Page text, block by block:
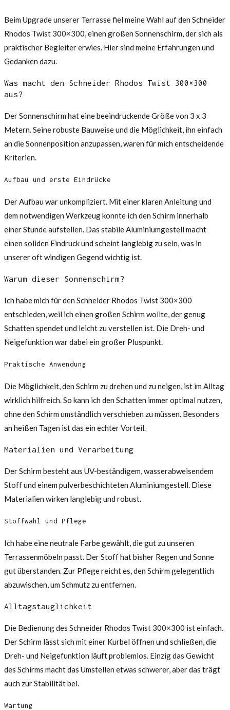
Beim Upgrade unserer Terrasse fiel meine Wahl auf den Schneider
Rhodos Twist 300×300, einen großen Sonnenschirm, der sich als
praktischer Begleiter erwies. Hier sind meine Erfahrungen und
Gedanken dazu.
Was macht den Schneider Rhodos Twist 300×300
aus?
Der Sonnenschirm hat eine beeindruckende Größe von 3 x 3
Metern. Seine robuste Bauweise und die Möglichkeit, ihn einfach
an die Sonnenposition anzupassen, waren für mich entscheidende
Kriterien.
Aufbau und erste Eindrücke
Der Aufbau war unkompliziert. Mit einer klaren Anleitung und
dem notwendigen Werkzeug konnte ich den Schirm innerhalb
einer Stunde aufstellen. Das stabile Aluminiumgestell macht
einen soliden Eindruck und scheint langlebig zu sein, was in
unserer oft windigen Gegend wichtig ist.
Warum dieser Sonnenschirm?
Ich habe mich für den Schneider Rhodos Twist 300×300
entschieden, weil ich einen großen Schirm wollte, der genug
Schatten spendet und leicht zu verstellen ist. Die Dreh- und
Neigefunktion war dabei ein großer Pluspunkt.
Praktische Anwendung
Die Möglichkeit, den Schirm zu drehen und zu neigen, ist im Alltag
wirklich hilfreich. So kann ich den Schatten immer optimal nutzen,
ohne den Schirm umständlich verschieben zu müssen. Besonders
an heißen Tagen ist das ein echter Vorteil.
Materialien und Verarbeitung
Der Schirm besteht aus UV-beständigem, wasserabweisendem
Stoff und einem pulverbeschichteten Aluminiumgestell. Diese
Materialien wirken langlebig und robust.
Stoffwahl und Pflege
Ich habe eine neutrale Farbe gewählt, die gut zu unseren
Terrassenmöbeln passt. Der Stoff hat bisher Regen und Sonne
gut überstanden. Zur Pflege reicht es, den Schirm gelegentlich
abzuwischen, um Schmutz zu entfernen.
Alltagstauglichkeit
Die Bedienung des Schneider Rhodos Twist 300×300 ist einfach.
Der Schirm lässt sich mit einer Kurbel öffnen und schließen, die
Dreh- und Neigefunktion läuft problemlos. Einzig das Gewicht
des Schirms macht das Umstellen etwas schwerer, aber das trägt
auch zur Stabilität bei.
Wartung